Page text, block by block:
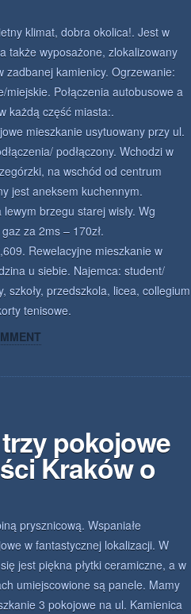
klimat, dobra okolica!. Jest w
także wyposażone, zlokalizowany
zadbanej kamienicy. Ogrzewanie:
miejskie. Połączenia autobusowe a
każdą część miasta:.
mieszkanie usytuowany przy ul.
podłączony. Wchodzi w
na wschód od centrum
jest aneksem kuchennym.
brzegu starej wisły. Wg
za 2ms – 170zł.
Rewelacyjne mieszkanie w
u siebie. Najemca: student/
przedszkola, licea, collegium
tenisowe.
pokojowe
Kraków o
prysznicową. Wspaniałe
w fantastycznej lokalizacji. W
jest piękna płytki ceramiczne, a w
umiejscowione są panele. Mamy
3 pokojowe na ul. Kamienica